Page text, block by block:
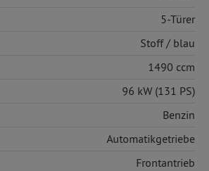
5-Türer
Stoff/ blau
1490 ccm
96 kW (131 PS)
Benzin
Automatikgetriebe
Frontantrieb